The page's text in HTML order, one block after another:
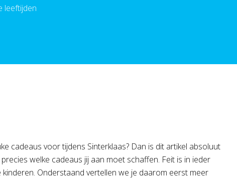
leeftijden
cadeaus voor tijdens Sinterklaas? Dan is dit artikel absoluut
welke cadeaus jij aan moet schaffen. Feit is in ieder
Onderstaand vertellen we je daarom eerst meer